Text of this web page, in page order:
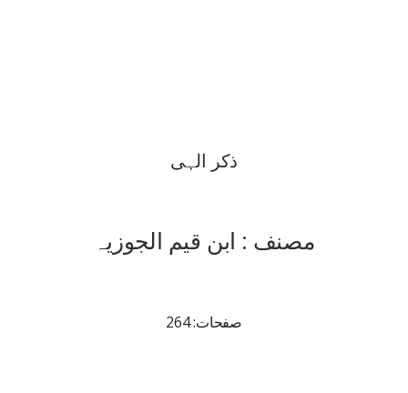
ذکر الہی
مصنف : ابن قیم الجوزیہ
صفحات: 264